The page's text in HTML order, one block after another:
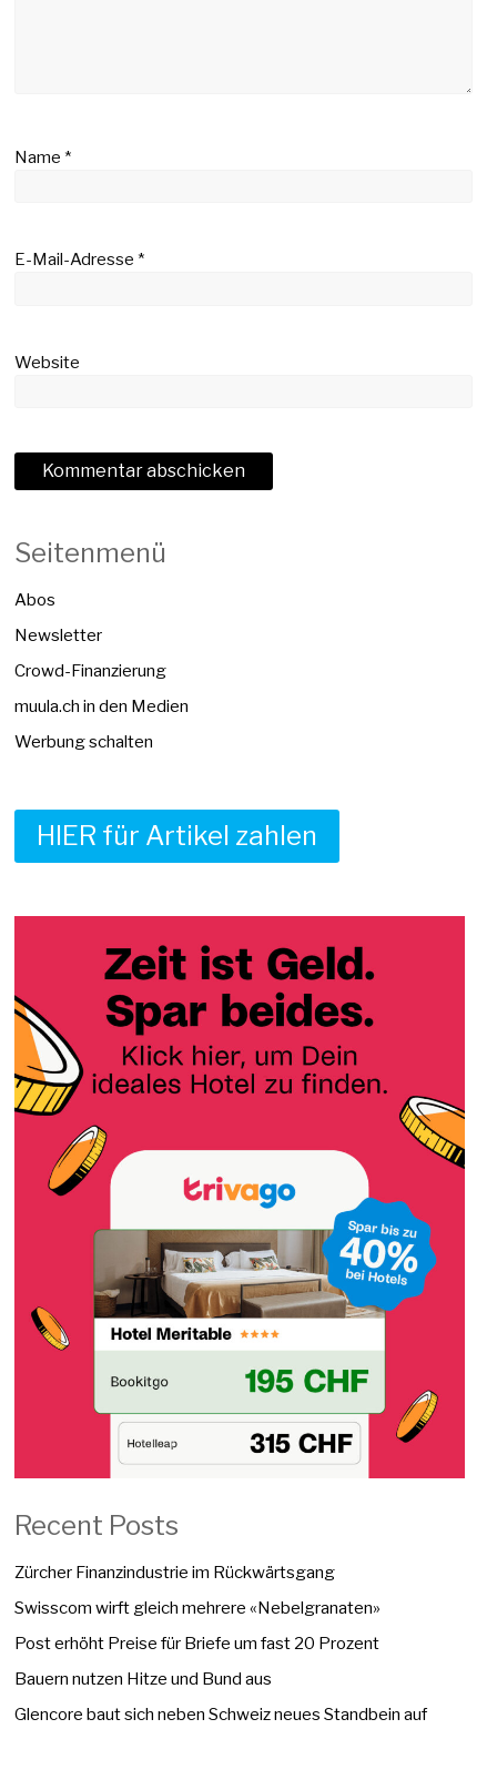
Name*
E-Mail-Adresse*
Website
Seitenmenü
Abos
Newsletter
Crowd-Finanzierung
muula.ch in den Medien
Werbung schalten
HIER für Artikel zahlen
Recent Posts
Zürcher Finanzindustrie im Rückwärtsgang
Swisscom wirft gleich mehrere «Nebelgranaten»
Post erhöht Preise für Briefe um fast 20 Prozent
Bauern nutzen Hitze und Bund aus
Glencore baut sich neben Schweiz neues Standbein auf